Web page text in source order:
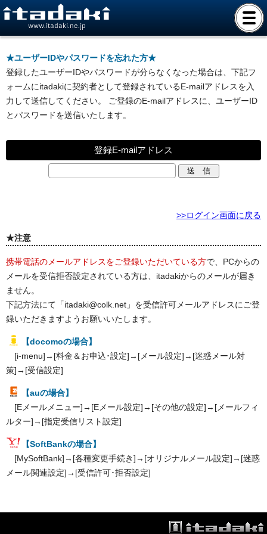
www.itadaki.ne.jp
★ユーザーIDやパスワードを忘れた方★
登録したユーザーIDやパスワードが分らなくなった場合は、下記フ
ォームにitadakiに契約者として登録されているE-mailアドレスを入
力して送信してください。 ご登録のE-mailアドレスに、ユーザーID
とパスワードを送信いたします。
登録E-mailアドレス
>>ログイン画面に戻る
★注意
携帯電話のメールアドレスをご登録いただいている方で、PCからの
メールを受信拒否設定されている方は、itadakiからのメールが届き
ません。
下記方法にて「itadaki@colk.net」を受信許可メールアドレスにご登
録いただきますようお願いいたします。
【docomoの場合】
[i-menu]→[料金＆お申込･設定]→[メール設定]→[迷惑メール対
策]→[受信設定]
【auの場合】
[Eメールメニュー]→[Eメール設定]→[その他の設定]→[メールフィ
ルター]→[指定受信リスト設定]
【SoftBankの場合】
[MySoftBank]→[各種変更手続き]→[オリジナルメール設定]→[迷惑
メール関連設定]→[受信許可･拒否設定]